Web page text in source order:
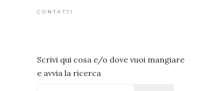
CONTATTI
Scrivi qui cosa e/o dove vuoi mangiare
e avvia la ricerca